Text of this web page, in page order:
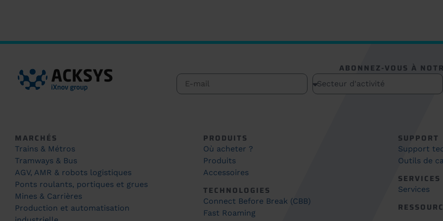
ABONNEZ-VOUS À
MARCHÉS
Trains & Métros
Tramways & Bus
AGV, AMR & robots logistiques
Ponts roulants, portiques et grues
Mines & Carrières
Production et automatisation
PRODUITS
Où acheter ?
Produits
Accessoires
TECHNOLOGIES
Connect Before Break (CBB)
Fast Roaming
SUPPORT
Support
Outils de
SERVICES
Services